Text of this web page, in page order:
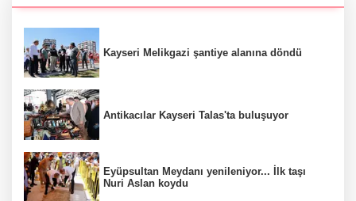
Kayseri Melikgazi şantiye alanına döndü
Antikacılar Kayseri Talas'ta buluşuyor
Eyüpsultan Meydanı yenileniyor... İlk taşı
Nuri Aslan koydu